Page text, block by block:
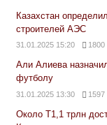
Казахстан
строителей АЭС
31.01.2025 15:20 1800
Али Алиева
футболу
31.01.2025 13:30 1597
Около Т1,1 трлн